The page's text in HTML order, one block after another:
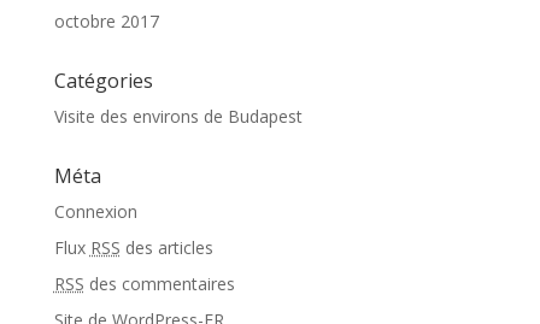
octobre 2017
Catégories
Visite des environs de Budapest
Méta
Connexion
Flux RSS des articles
RSS des commentaires